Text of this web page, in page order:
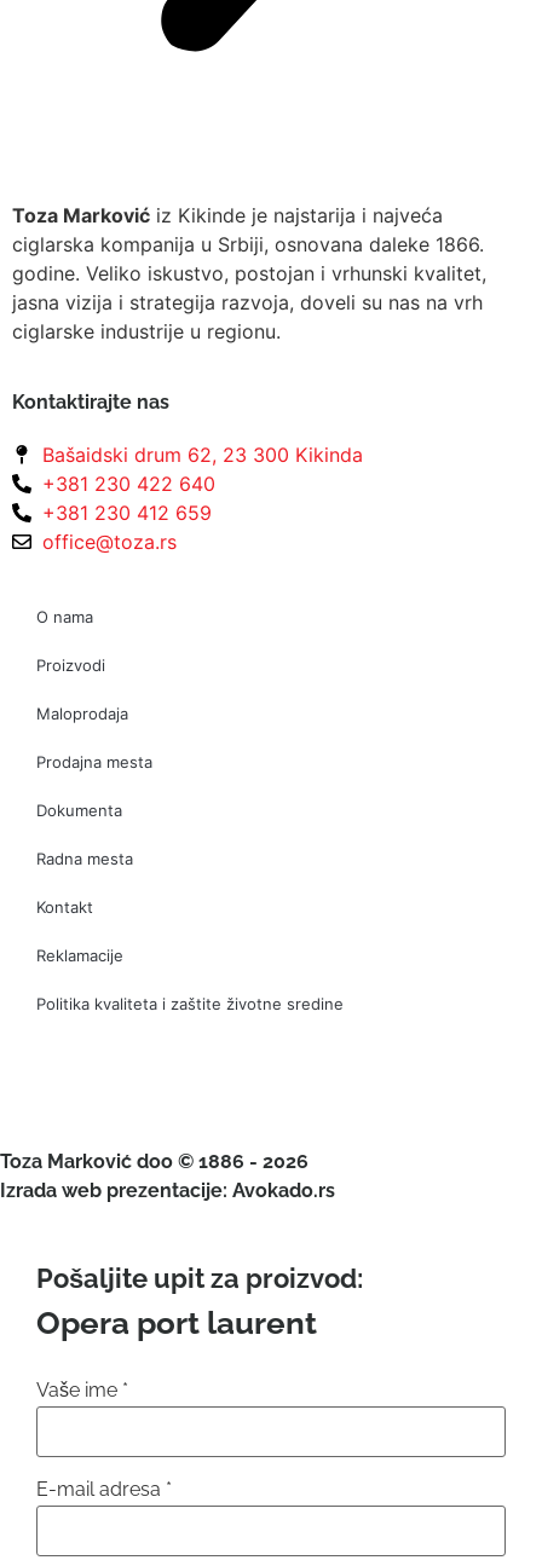
Toza Marković iz Kikinde je najstarija i najveća
ciglarska kompanija u Srbiji, osnovana daleke 1866.
godine. Veliko iskustvo, postojan i vrhunski kvalitet,
jasna vizija i strategija razvoja, doveli su nas na vrh
ciglarske industrije u regionu.
Kontaktirajte nas
Bašaidski drum 62, 23 300 Kikinda
+381 230 422 640
+381 230 412 659
office@toza.rs
O nama
Proizvodi
Maloprodaja
Prodajna mesta
Dokumenta
Radna mesta
Kontakt
Reklamacije
Politika kvaliteta i zaštite životne sredine
Toza Marković doo © 1886 - 2026
Izrada web prezentacije: Avokado.rs
Pošaljite upit za proizvod:
Opera port laurent
Vaše ime *
E-mail adresa *